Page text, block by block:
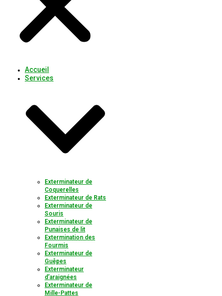
Accueil
Services
Exterminateur de
Coquerelles
Exterminateur de Rats
Exterminateur de
Souris
Exterminateur de
Punaises de lit
Extermination des
Fourmis
Exterminateur de
Guêpes
Exterminateur
d’araignées
Exterminateur de
Mille-Pattes